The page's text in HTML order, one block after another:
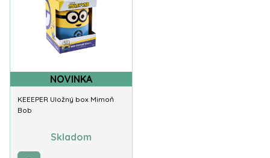
NOVINKA
KEEEPER Uložný box Mimoň
Bob
Skladom